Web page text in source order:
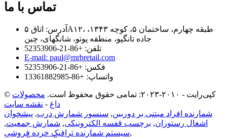
تماس با ما
آدرس: اتاق ۵A۱۲، طبقه چهارم، ساختمان ۵، کوچه ۱۳۴۳،
جاده تانگپو، منطقه پوتو، شانگهای، چین
تلفن: +86-21-52353906
E-mail: paul@mrbretail.com
فکس: +86-21-52353906
واتساپ: +86-13361882985
© کپی‌رایت - ۲۰۱۰-۲۰۲۳: تمامی حقوق محفوظ است.
محصولات
داغ - نقشه سایت
شمارنده افراد مبتنی بر دوربین, سنسور شمارش درب, پیشخوان
اشغال رستوران, برچسب قفسه الکترونیکی, شمارش جمعیت,
سیستم شمارنده ترافیک خرده فروشی,